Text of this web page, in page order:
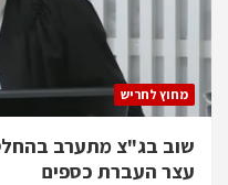
מחוץ לחריש
שוב בג"צ מתערב
עצר העברת כספים